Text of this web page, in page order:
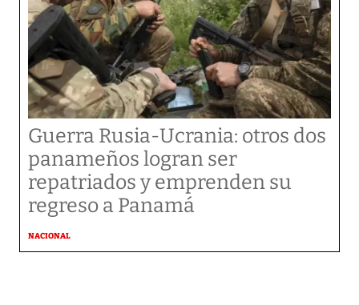
Guerra Rusia-Ucrania: otros dos
panameños logran ser
repatriados y emprenden su
regreso a Panamá
NACIONAL